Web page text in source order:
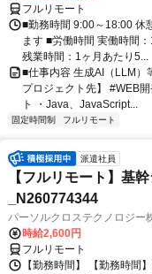
フルリモート
■勤務時間 9:00～18:00 休
ます ■労働時間 実働時間
残業時間：1ヶ月あたり5...
■仕事内容 生成AI（LLM）
プロジェクト先】 #WEB
ト ・Java、JavaScript...
固定時間制 フルリモート
派遣社員
【フルリモート】基
_N260774344
パーソルクロステクノロジー
時給2,600円
フルリモート
【勤務時間】 【勤務時間